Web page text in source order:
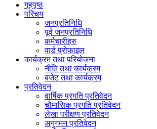
गृहपृष्ठ
परिचय
जनप्रतिनिधि
पूर्व जनप्रतिनिधि
कर्मचारीहरु
वार्ड प्रोफाइल
कार्यक्रम तथा परियोजना
नीति तथा कार्यक्रम
बजेट तथा कार्यक्रम
प्रतिवेदन
वार्षिक प्रगति प्रतिवेदन
चौमासिक प्रगति प्रतिवेदन
लेखा परीक्षण प्रतिवेदन
अनुगमन प्रतिवेदन